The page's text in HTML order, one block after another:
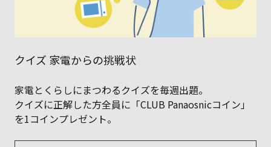
クイズ 家電からの挑戦状
家電とくらしにまつわるクイズを毎週出題。
クイズに正解した方全員に「CLUB Panaosnicコイン」
を1コインプレゼント。